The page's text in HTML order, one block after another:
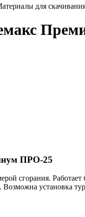
для
ПРО-25
сгорания.
установка